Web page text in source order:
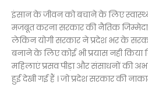
इंसान के जीवन को बचाने के लिए
मजबूत करना सरकार की नैतिक
लेकिन योगी सरकार ने प्रदेश भर के
बनाने के लिए कोई भी प्रयास नही किया
महिलाएं प्रसव पीड़ा और संसाधनों की
हुई देखी गई हैं । जो प्रदेश सरकार की